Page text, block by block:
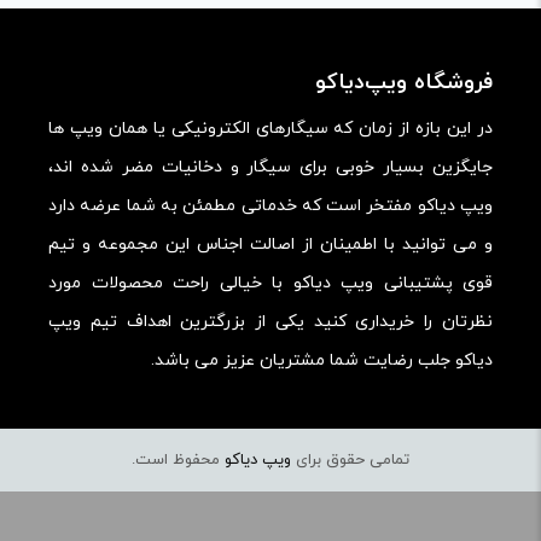
فروشگاه ویپ‌دیاکو
در این بازه از زمان که سیگارهای الکترونیکی یا همان ویپ ها
جایگزین بسیار خوبی برای سیگار و دخانیات مضر شده اند،
ویپ دیاکو مفتخر است که خدماتی مطمئن به شما عرضه دارد
و می توانید با اطمینان از اصالت اجناس این مجموعه و تیم
قوی پشتیبانی ویپ دیاکو با خیالی راحت محصولات مورد
نظرتان را خریداری کنید یکی از بزرگترین اهداف تیم ویپ
دیاکو جلب رضایت شما مشتریان عزیز می باشد.
تمامی حقوق برای ویپ دیاکو محفوظ است.